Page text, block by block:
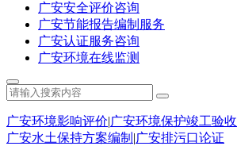
广安安全评价咨询
广安节能报告编制服务
广安认证服务咨询
广安环境在线监测
广安环境影响评价|广安环境保护竣工验收
广安水土保持方案编制 |广安排污口论证